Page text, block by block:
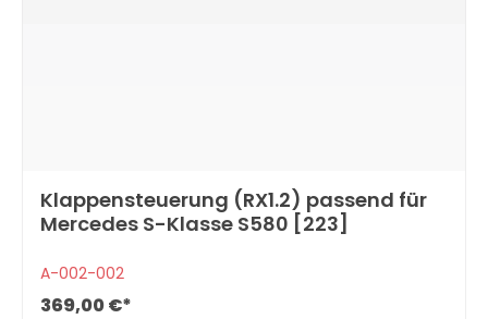
Klappensteuerung (RX1.2) passend für
Mercedes S-Klasse S580 [223]
A-002-002
369,00 €*